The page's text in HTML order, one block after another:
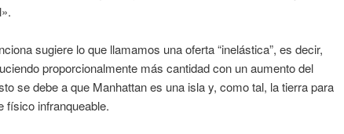
sugiere lo que llamamos una oferta “inelástica”, es decir,
proporcionalmente más cantidad con un aumento del
se debe a que Manhattan es una isla y, como tal, la tierra para
físico infranqueable.